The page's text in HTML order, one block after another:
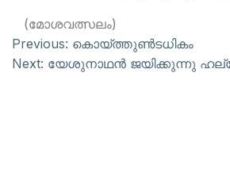
(മോശവത്സലം)
Previous: കൊയ്ത്തുണ്‍ടധികം
Next: യേശുനാഥന്‍ ജയിക്കുന്നു